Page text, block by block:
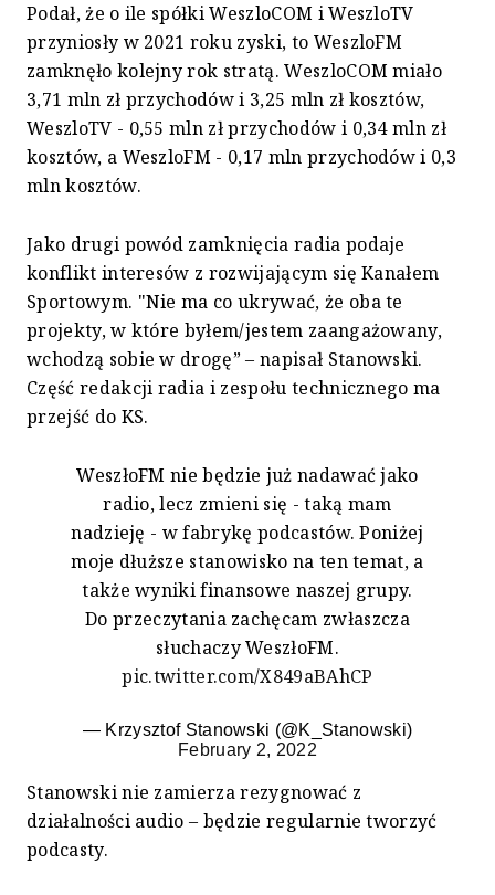
Podał, że o ile spółki WeszloCOM i WeszloTV
przyniosły w 2021 roku zyski, to WeszloFM
zamknęło kolejny rok stratą. WeszloCOM miało
3,71 mln zł przychodów i 3,25 mln zł kosztów,
WeszloTV - 0,55 mln zł przychodów i 0,34 mln zł
kosztów, a WeszloFM - 0,17 mln przychodów i 0,3
mln kosztów.
Jako drugi powód zamknięcia radia podaje
konflikt interesów z rozwijającym się Kanałem
Sportowym. "Nie ma co ukrywać, że oba te
projekty, w które byłem/jestem zaangażowany,
wchodzą sobie w drogę” – napisał Stanowski.
Część redakcji radia i zespołu technicznego ma
przejść do KS.
WeszłoFM nie będzie już nadawać jako
radio, lecz zmieni się - taką mam
nadzieję - w fabrykę podcastów. Poniżej
moje dłuższe stanowisko na ten temat, a
także wyniki finansowe naszej grupy.
Do przeczytania zachęcam zwłaszcza
słuchaczy WeszłoFM.
pic.twitter.com/X849aBAhCP
— Krzysztof Stanowski (@K_Stanowski)
February 2, 2022
Stanowski nie zamierza rezygnować z
działalności audio – będzie regularnie tworzyć
podcasty.